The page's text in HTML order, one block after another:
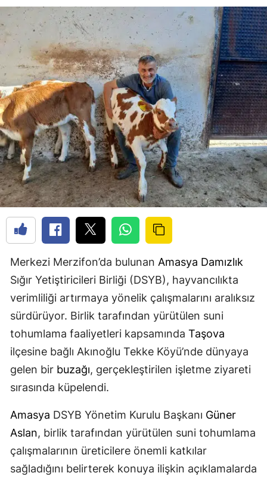
Merkezi Merzifon’da bulunan Amasya Damızlık
Sığır Yetiştiricileri Birliği (DSYB), hayvancılıkta
verimliliği artırmaya yönelik çalışmalarını aralıksız
sürdürüyor. Birlik tarafından yürütülen suni
tohumlama faaliyetleri kapsamında Taşova
ilçesine bağlı Akınoğlu Tekke Köyü’nde dünyaya
gelen bir buzağı, gerçekleştirilen işletme ziyareti
sırasında küpelendi.
Amasya DSYB Yönetim Kurulu Başkanı Güner
Aslan, birlik tarafından yürütülen suni tohumlama
çalışmalarının üreticilere önemli katkılar
sağladığını belirterek konuya ilişkin açıklamalarda